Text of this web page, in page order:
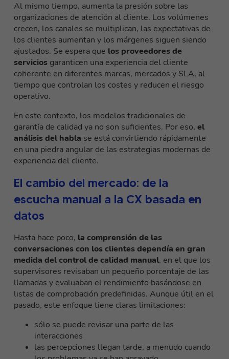
Al mismo tiempo, aumenta la presión sobre las
organizaciones de atención al cliente. Los volúmenes
crecen, los canales se multiplican, las expectativas de
los clientes aumentan y los márgenes siguen siendo
ajustados. Se espera que los proveedores de
servicios garanticen una experiencia del cliente
coherente en diferentes marcas, mercados y SLA, al
tiempo que controlan los costes y reducen el riesgo
operativo.
En este contexto, los modelos tradicionales de
garantía de calidad ya no son suficientes. Por eso, el
análisis del habla se está convirtiendo rápidamente
en una piedra angular de las estrategias modernas de
experiencia del cliente.
El cambio del mercado: de la
escucha manual a la CX basada en
datos
Hasta hace poco, la comprensión de las
conversaciones con los clientes dependía en gran
medida del control de calidad manual, en el que los
supervisores revisaban un pequeño porcentaje de las
llamadas y evaluaban el rendimiento basándose en
listas de comprobación predefinidas. Aunque útil en el
pasado, este enfoque tiene claras limitaciones:
sólo se puede revisar una parte de las
interacciones
las percepciones llegan tarde, a menudo cuando